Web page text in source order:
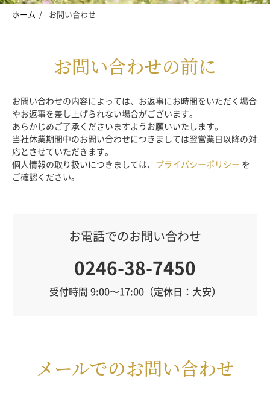
ホーム お問い合わせ
お問い合わせの前に
お問い合わせの内容によっては、お返事にお時間をいただく場合
やお返事を差し上げられない場合がございます。
あらかじめご了承くださいますようお願いいたします。
当社休業期間中のお問い合わせにつきましては翌営業日以降の対
応とさせていただきます。
個人情報の取り扱いにつきましては、 プライバシーポリシー を
ご確認ください。
お電話でのお問い合わせ
0246-38-7450
受付時間 9:00〜17:00（定休日：大安）
メールでのお問い合わせ